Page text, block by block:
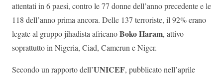
attentati in 6 paesi, contro le 77 donne dell’anno precedente e le
118 dell’anno prima ancora. Delle 137 terroriste, il 92% erano
legate al gruppo jihadista africanoBoko Haram, attivo
soprattutto in Nigeria, Ciad, Camerun e Niger.
Secondo un rapporto dell’UNICEF, pubblicato nell’aprile